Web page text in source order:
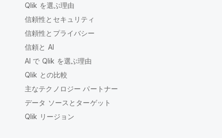
Qlik を選ぶ理由
信頼性とセキュリティ
信頼性とプライバシー
信頼と AI
AI で Qlik を選ぶ理由
Qlik との比較
主なテクノロジー パートナー
データ ソースとターゲット
Qlik リージョン